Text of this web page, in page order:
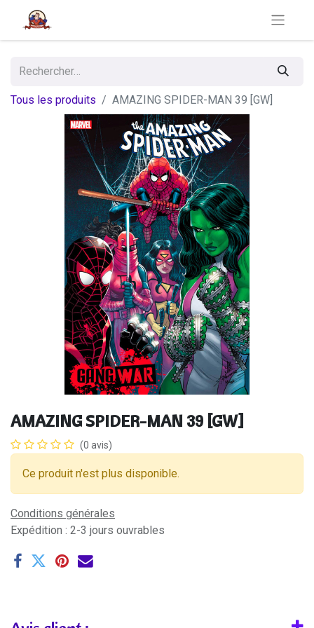
Tous les produits AMAZING SPIDER-MAN 39 [GW]
AMAZING SPIDER-MAN 39 [GW]
(0 avis)
Ce produit n'est plus disponible.
Conditions générales
Expédition : 2-3 jours ouvrables